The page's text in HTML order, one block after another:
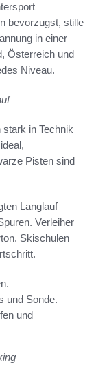
bevorzugst, stille
in einer
Österreich und
Niveau.
in Technik
Pisten sind
Langlauf
Verleiher
Skischulen
und Sonde.
und